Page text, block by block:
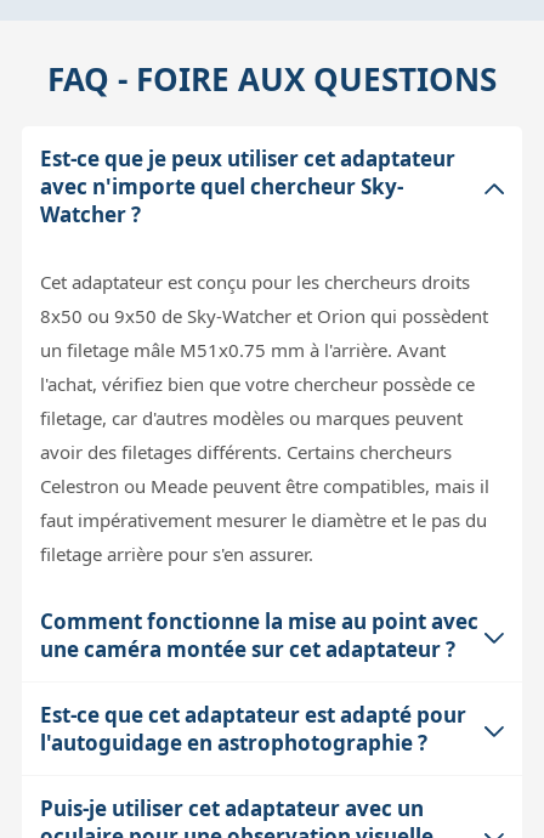
FAQ - FOIRE AUX QUESTIONS
Est-ce que je peux utiliser cet adaptateur
avec n'importe quel chercheur Sky-
Watcher ?
Cet adaptateur est conçu pour les chercheurs droits
8x50 ou 9x50 de Sky-Watcher et Orion qui possèdent
un filetage mâle M51x0.75 mm à l'arrière. Avant
l'achat, vérifiez bien que votre chercheur possède ce
filetage, car d'autres modèles ou marques peuvent
avoir des filetages différents. Certains chercheurs
Celestron ou Meade peuvent être compatibles, mais il
faut impérativement mesurer le diamètre et le pas du
filetage arrière pour s'en assurer.
Comment fonctionne la mise au point avec
une caméra montée sur cet adaptateur ?
La mise au point s'effectue en agissant sur le système
de mise au point du chercheur, généralement situé à
fixer la caméra au standard 31,75 mm, mais la distance
Est-ce que cet adaptateur est adapté pour
l'autoguidage en astrophotographie ?
Oui, cet adaptateur permet de transformer votre
Puis-je utiliser cet adaptateur avec un